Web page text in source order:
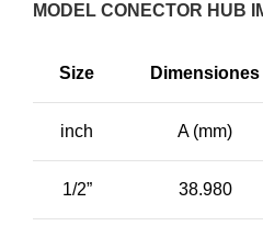
MODEL CONECTOR HUB
Size Dimensiones
inch A (mm)
1/2” 38.980